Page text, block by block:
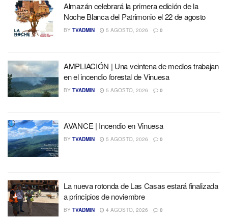
Almazán celebrará la primera edición de la
Noche Blanca del Patrimonio el 22 de agosto
BY TVADMIN 5 AGOSTO, 2026 0
AMPLIACIÓN | Una veintena de medios trabajan
en el incendio forestal de Vinuesa
BY TVADMIN 5 AGOSTO, 2026 0
AVANCE | Incendio en Vinuesa
BY TVADMIN 5 AGOSTO, 2026 0
La nueva rotonda de Las Casas estará finalizada
a principios de noviembre
BY TVADMIN 4 AGOSTO, 2026 0